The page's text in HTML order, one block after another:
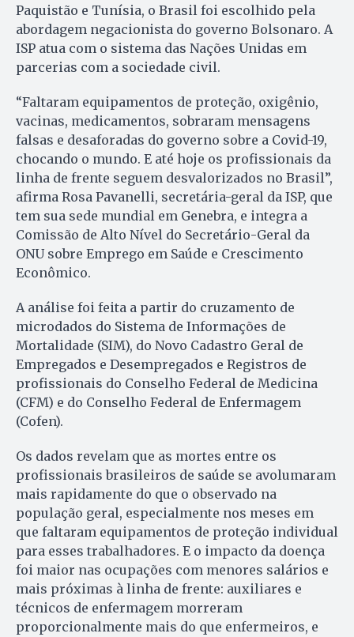
Paquistão e Tunísia, o Brasil foi escolhido pela
abordagem negacionista do governo Bolsonaro. A
ISP atua com o sistema das Nações Unidas em
parcerias com a sociedade civil.
“Faltaram equipamentos de proteção, oxigênio,
vacinas, medicamentos, sobraram mensagens
falsas e desaforadas do governo sobre a Covid-19,
chocando o mundo. E até hoje os profissionais da
linha de frente seguem desvalorizados no Brasil”,
afirma Rosa Pavanelli, secretária-geral da ISP, que
tem sua sede mundial em Genebra, e integra a
Comissão de Alto Nível do Secretário-Geral da
ONU sobre Emprego em Saúde e Crescimento
Econômico.
A análise foi feita a partir do cruzamento de
microdados do Sistema de Informações de
Mortalidade (SIM), do Novo Cadastro Geral de
Empregados e Desempregados e Registros de
profissionais do Conselho Federal de Medicina
(CFM) e do Conselho Federal de Enfermagem
(Cofen).
Os dados revelam que as mortes entre os
profissionais brasileiros de saúde se avolumaram
mais rapidamente do que o observado na
população geral, especialmente nos meses em
que faltaram equipamentos de proteção individual
para esses trabalhadores. E o impacto da doença
foi maior nas ocupações com menores salários e
mais próximas à linha de frente: auxiliares e
técnicos de enfermagem morreram
proporcionalmente mais do que enfermeiros, e